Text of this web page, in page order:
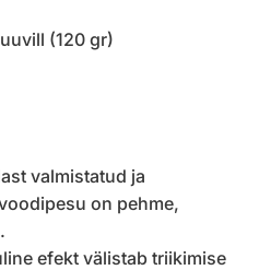
(120 gr)
valmistatud ja
on pehme,
efekt välistab triikimise